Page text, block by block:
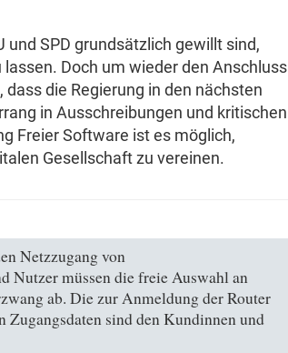
SPD grundsätzlich gewillt sind,
Doch um wieder den Anschluss
die Regierung in den nächsten
in Ausschreibungen und kritischen
Freier Software ist es möglich,
Gesellschaft zu vereinen.
Netzzugang von
Nutzer müssen die freie Auswahl an
ab. Die zur Anmeldung der Router
sind den Kundinnen und